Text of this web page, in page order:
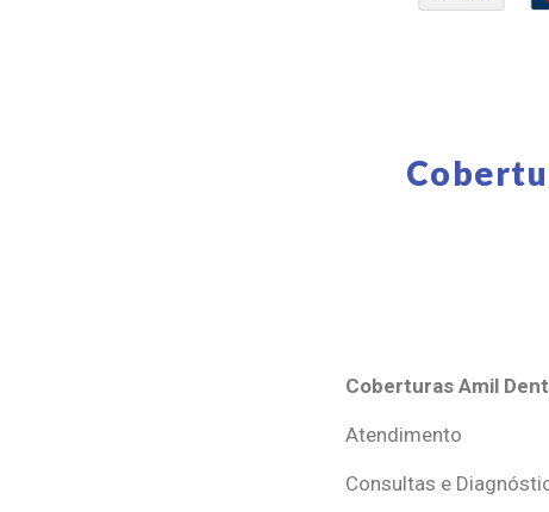
Coberturas Amil
Coberturas Amil
Atendimento
Consultas e